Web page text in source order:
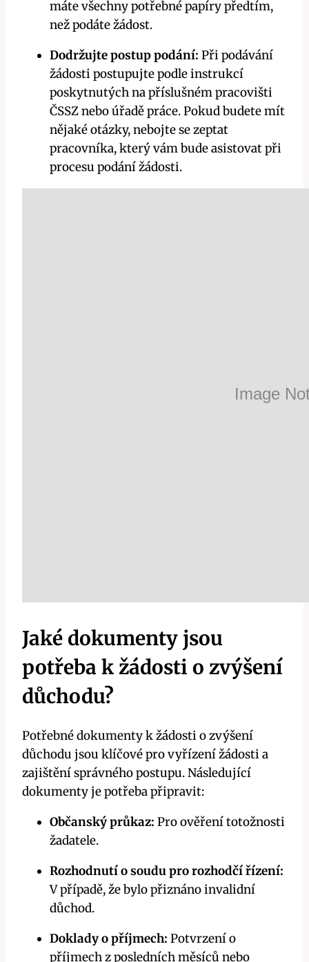
máte všechny potřebné papíry předtím,
než podáte žádost.
Dodržujte postup podání: Při podávání
žádosti postupujte podle instrukcí
poskytnutých na příslušném pracovišti
ČSSZ nebo úřadě práce. Pokud budete mít
nějaké otázky, nebojte se zeptat
pracovníka, který vám bude asistovat při
procesu podání žádosti.
Jaké dokumenty jsou
potřeba k žádosti o zvýšení
důchodu?
Potřebné dokumenty k žádosti o zvýšení
důchodu jsou klíčové pro vyřízení žádosti a
zajištění správného postupu. Následující
dokumenty je potřeba připravit:
Občanský průkaz: Pro ověření totožnosti
žadatele.
Rozhodnutí o soudu pro rozhodčí řízení:
V případě, že bylo přiznáno invalidní
důchod.
Doklady o příjmech: Potvrzení o
příjmech z posledních měsíců nebo